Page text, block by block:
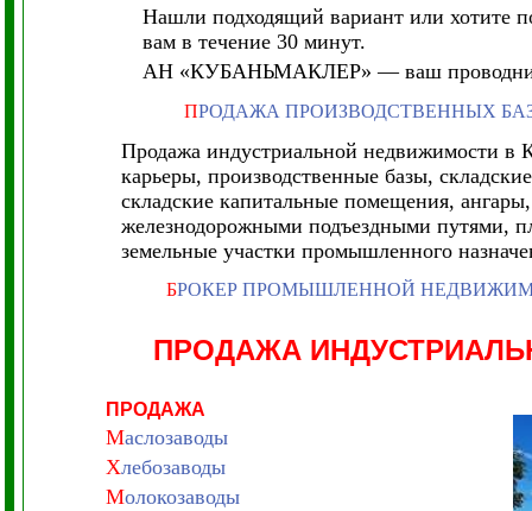
Нашли подходящий вариант или хотите
вам в течение 30 минут.
АН «КУБАНЬМАКЛЕР» — ваш проводник
ПРОДАЖА ПРОИЗВОДСТВЕННЫХ
Продажа индустриальной недвижимости в
карьеры, производственные базы,
складские капитальные помещения,
железнодорожными подъездными путями,
земельные участки промышленного
БРОКЕР ПРОМЫШЛЕННОЙ
ПРОДАЖА
ПРОДАЖА
Маслозаводы
Хлебозаводы
Молокозаводы